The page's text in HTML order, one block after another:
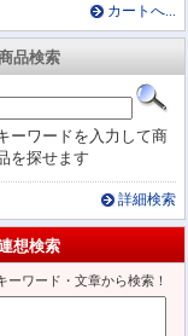
カートへ...
品検索
ーワードを入力して商
を探せます
詳細検索
想検索
ーワード・文章から検索！